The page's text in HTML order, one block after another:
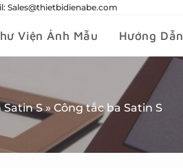
Sales@thietbidienabe.com
Viện Ảnh Mẫu Hướng Dẫn
Satin S» Công tắc ba Satin S